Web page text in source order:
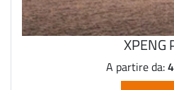
XPENG
A partire da: